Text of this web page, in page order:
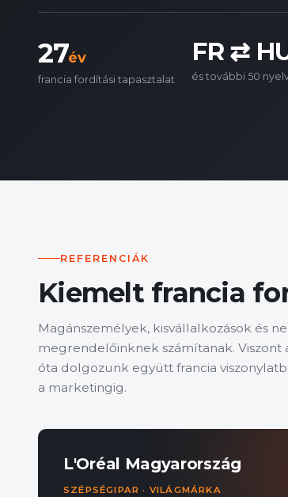
27év
francia fordítási tapasztalat
FR ⇄
és további 50
REFERENCIÁK
Kiemelt francia
Magánszemélyek, kisvállalkozások és
megrendelőinknek számítanak.
óta dolgozunk együtt francia
a marketingig.
L'Oréal Magyarország
SZÉPSÉGIPAR · VILÁGMÁRKA